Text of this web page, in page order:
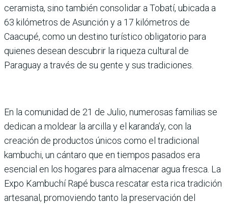
ceramista, sino también consolidar a Tobatí, ubicada a
63 kilómetros de Asunción y a 17 kilómetros de
Caacupé, como un destino turístico obligatorio para
quienes desean descubrir la riqueza cultural de
Paraguay a través de su gente y sus tradiciones.
En la comunidad de 21 de Julio, numerosas familias se
dedican a moldear la arcilla y el karanda’y, con la
creación de productos únicos como el tradicional
kambuchi, un cántaro que en tiempos pasados era
esencial en los hogares para almacenar agua fresca. La
Expo Kambuchí Rapé busca rescatar esta rica tradición
artesanal, promoviendo tanto la preservación del